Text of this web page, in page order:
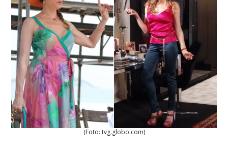
(Foto: tvg.globo.com)